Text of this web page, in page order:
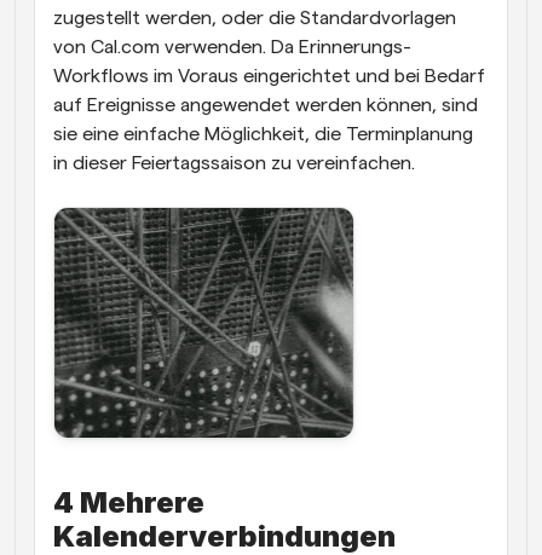
zugestellt werden, oder die Standardvorlagen
von Cal.com verwenden. Da Erinnerungs-
Workflows im Voraus eingerichtet und bei Bedarf
auf Ereignisse angewendet werden können, sind
sie eine einfache Möglichkeit, die Terminplanung
in dieser Feiertagssaison zu vereinfachen.
4 Mehrere
Kalenderverbindungen